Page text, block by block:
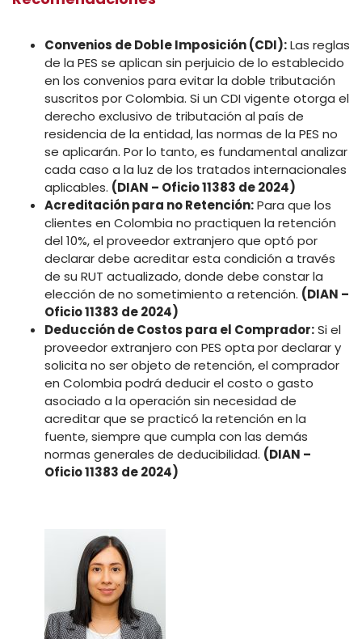
Convenios de Doble Imposición (CDI):Las reglas
de la PES se aplican sin perjuicio de lo establecido
en los convenios para evitar la doble tributación
suscritos por Colombia. Si un CDI vigente otorga el
derecho exclusivo de tributación al país de
residencia de la entidad, las normas de la PES no
se aplicarán. Por lo tanto, es fundamental analizar
cada caso a la luz de los tratados internacionales
aplicables. (DIAN – Oficio 11383 de 2024)
Acreditación para no Retención:Para que los
clientes en Colombia no practiquen la retención
del 10%, el proveedor extranjero que optó por
declarar debe acreditar esta condición a través
de su RUT actualizado, donde debe constar la
elección de no sometimiento a retención. (DIAN –
Oficio 11383 de 2024)
Deducción de Costos para el Comprador:Si el
proveedor extranjero con PES opta por declarar y
solicita no ser objeto de retención, el comprador
en Colombia podrá deducir el costo o gasto
asociado a la operación sin necesidad de
acreditar que se practicó la retención en la
fuente, siempre que cumpla con las demás
normas generales de deducibilidad. (DIAN –
Oficio 11383 de 2024)